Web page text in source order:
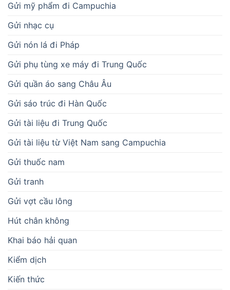
Gửi mỹ phẩm đi Campuchia
Gửi nhạc cụ
Gửi nón lá đi Pháp
Gửi phụ tùng xe máy đi Trung Quốc
Gửi quần áo sang Châu Âu
Gửi sáo trúc đi Hàn Quốc
Gửi tài liệu đi Trung Quốc
Gửi tài liệu từ Việt Nam sang Campuchia
Gửi thuốc nam
Gửi tranh
Gửi vợt cầu lông
Hút chân không
Khai báo hải quan
Kiểm dịch
Kiến thức